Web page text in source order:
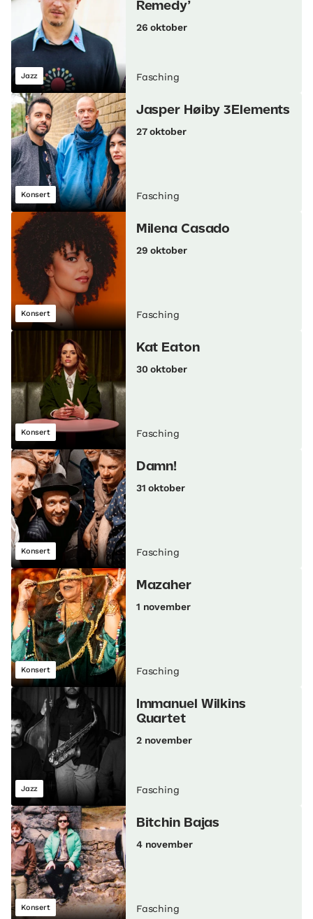
Jazz
Remedy’
26 oktober
Fasching
Konsert
Jasper Høiby 3Elements
27 oktober
Fasching
Konsert
Milena Casado
29 oktober
Fasching
Konsert
Kat Eaton
30 oktober
Fasching
Konsert
Damn!
31 oktober
Fasching
Konsert
Mazaher
1 november
Fasching
Jazz
Immanuel Wilkins
Quartet
2 november
Fasching
Konsert
Bitchin Bajas
4 november
Fasching